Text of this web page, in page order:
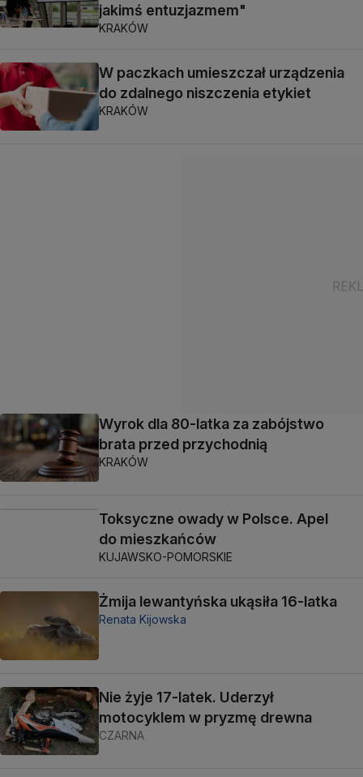
jakimś entuzjazmem"
KRAKÓW
W paczkach umieszczał urządzenia
do zdalnego niszczenia etykiet
KRAKÓW
Wyrok dla 80-latka za zabójstwo
brata przed przychodnią
KRAKÓW
Toksyczne owady w Polsce. Apel
do mieszkańców
KUJAWSKO-POMORSKIE
Żmija lewantyńska ukąsiła 16-latka
Renata Kijowska
Nie żyje 17-latek. Uderzył
motocyklem w pryzmę drewna
CZARNA